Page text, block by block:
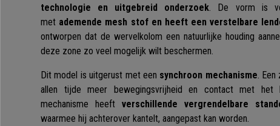
technologie en uitgebreid onderzoek. De vorm is
met ademende mesh stof en heeft een verstelbare
ontworpen dat de wervelkolom een natuurlijke houding
deze zone zo veel mogelijk wilt beschermen.
Dit model is uitgerust met een synchroon mechanisme.
allen tijde meer bewegingsvrijheid en contact met het
mechanisme heeft verschillende vergrendelbare
waarmee hij achterover kantelt, aangepast kan worden.